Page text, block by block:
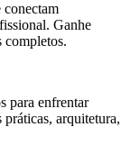
conectam
Ganhe
completos.
para enfrentar
arquitetura,